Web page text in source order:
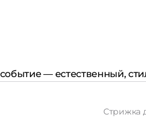
— естественный,
Стрижка